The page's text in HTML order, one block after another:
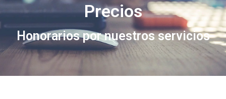
Precios
Honorarios por nuestros servicios